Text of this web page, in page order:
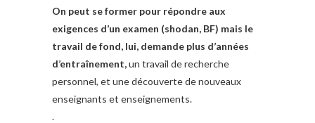
On peut se former pour répondre aux
exigences d’un examen (shodan, BF) mais le
travail de fond, lui, demande plus d’années
d’entraînement,un travail de recherche
personnel, et une découverte de nouveaux
enseignants et enseignements.
.